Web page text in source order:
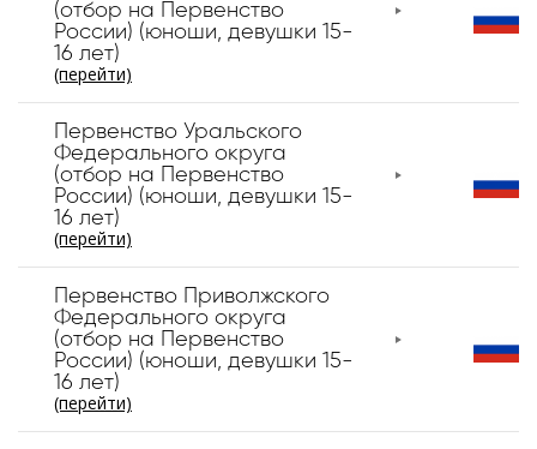
(отбор на Первенство
России) (юноши, девушки 15-
16 лет)
(перейти)
Первенство Уральского
Федерального округа
(отбор на Первенство
России) (юноши, девушки 15-
16 лет)
(перейти)
Первенство Приволжского
Федерального округа
(отбор на Первенство
России) (юноши, девушки 15-
16 лет)
(перейти)